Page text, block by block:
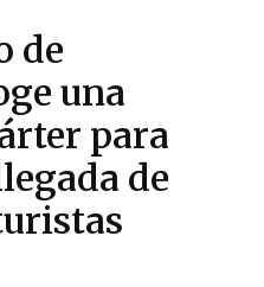
de
una
para
de